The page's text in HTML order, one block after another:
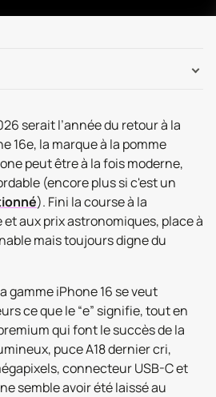
serait l’année du retour à la
16e, la marque à la pomme
peut être à la fois moderne,
(encore plus si c'est un
). Fini la course à la
aux prix astronomiques, place à
mais toujours digne du
gamme iPhone 16 se veut
ce que le “e” signifie, tout en
qui font le succès de la
puce A18 dernier cri,
connecteur USB-C et
semble avoir été laissé au